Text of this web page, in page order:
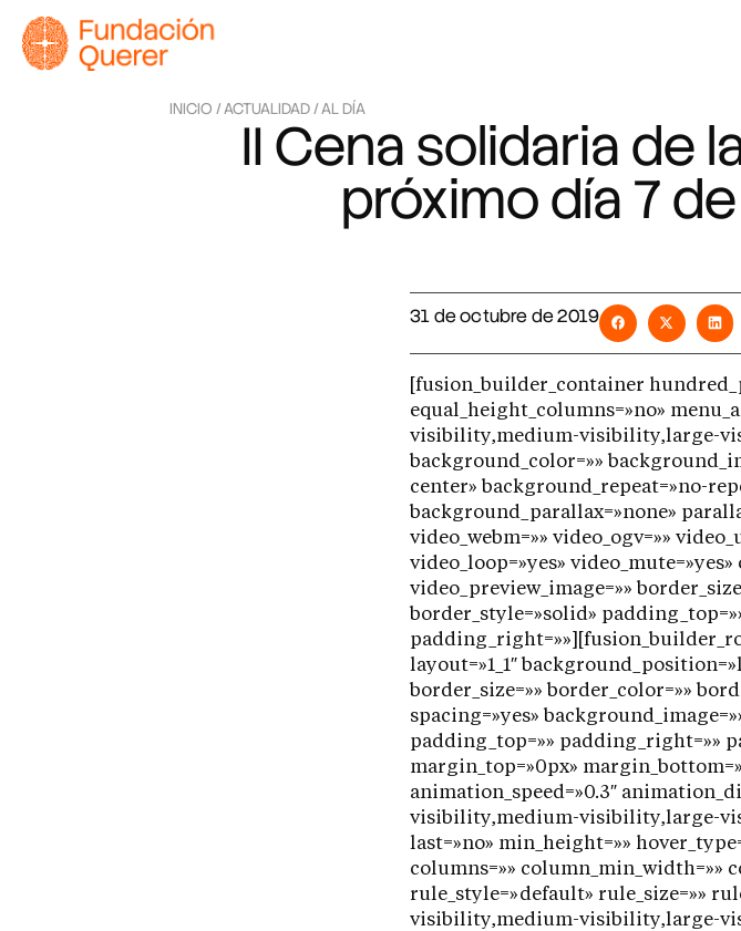
INICIO /ACTUALIDAD /AL DÍA
II Cena solidaria de
próximo día 7
31 de octubre de 2019
[fusion_builder_container
equal_height_columns=»no»
visibility,medium-visibility,large-
background_color=»»
center» background_repeat=»no-
background_parallax=»none»
video_webm=»» video_ogv=»»
video_loop=»yes» video_mute=»yes»
video_preview_image=»»
border_style=»solid»
layout=»1_1″
border_size=»» border_color=»»
spacing=»yes»
padding_top=»» padding_right=»»
margin_top=»0px»
animation_speed=»0.3″
visibility,medium-visibility,large-
last=»no» min_height=»»
columns=»» column_min_width=»»
rule_style=»default» rule_size=»»
visibility,medium-visibility,large-